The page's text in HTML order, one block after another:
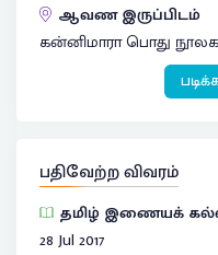
ஆவண இருப்பிடம்
கன்னிமாரா பொது
பதிவேற்ற விவரம்
தமிழ் இணையக்
28 Jul 2017